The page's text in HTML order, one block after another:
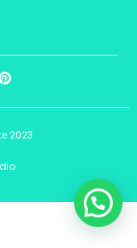
P
i
n
e
r
s
2023